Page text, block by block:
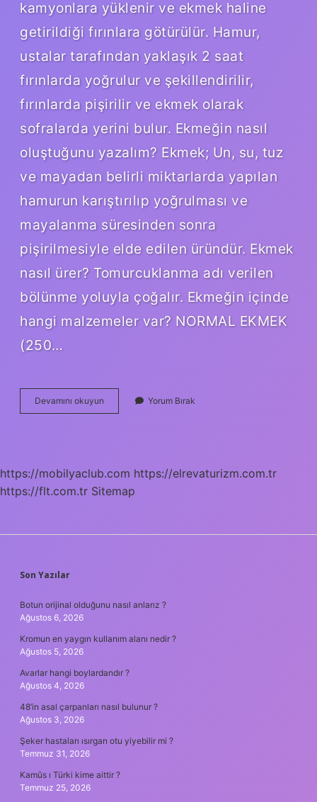
kamyonlara yüklenir ve ekmek haline
getirildiği fırınlara götürülür. Hamur,
ustalar tarafından yaklaşık 2 saat
fırınlarda yoğrulur ve şekillendirilir,
fırınlarda pişirilir ve ekmek olarak
sofralarda yerini bulur. Ekmeğin nasıl
oluştuğunu yazalım? Ekmek; Un, su, tuz
ve mayadan belirli miktarlarda yapılan
hamurun karıştırılıp yoğrulması ve
mayalanma süresinden sonra
pişirilmesiyle elde edilen üründür. Ekmek
nasıl ürer? Tomurcuklanma adı verilen
bölünme yoluyla çoğalır. Ekmeğin içinde
hangi malzemeler var? NORMAL EKMEK
(250…
Devamını okuyun Ekmeğin
Aşamaları
Yorum Bırak
https://mobilyaclub.com https://elrevaturizm.com.tr
https://flt.com.tr Sitemap
SIDEBAR
Son Yazılar
Botun orijinal olduğunu nasıl anlarız ?
Ağustos 6, 2026
Kromun en yaygın kullanım alanı nedir ?
Ağustos 5, 2026
Avarlar hangi boylardandır ?
Ağustos 4, 2026
48’in asal çarpanları nasıl bulunur ?
Ağustos 3, 2026
Şeker hastaları ısırgan otu yiyebilir mi ?
Temmuz 31, 2026
Kamûs ı Türki kime aittir ?
Temmuz 25, 2026